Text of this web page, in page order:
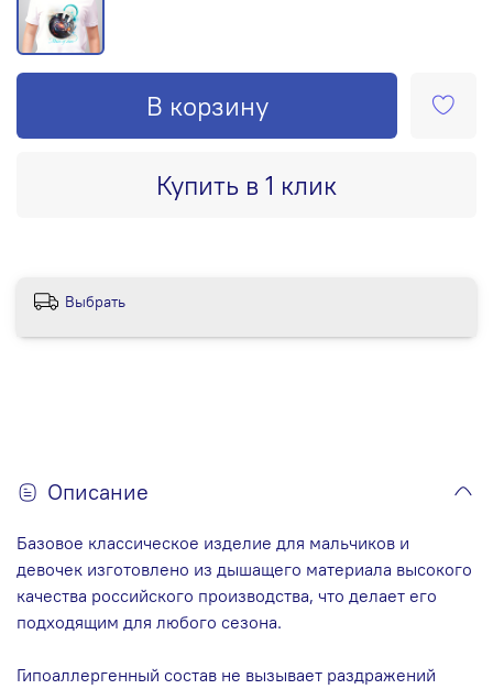
В корзину
Купить в 1 клик
Выбрать
Описание
Базовое классическое изделие для мальчиков и
девочек изготовлено из дышащего материала высокого
качества российского производства, что делает его
подходящим для любого сезона.
Гипоаллергенный состав не вызывает раздражений